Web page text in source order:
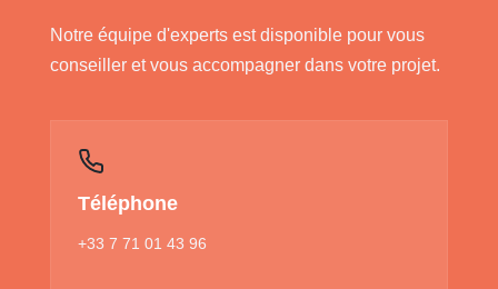
Notre équipe d'experts est disponible pour vous
conseiller et vous accompagner dans votre projet.
Téléphone
+33 7 71 01 43 96